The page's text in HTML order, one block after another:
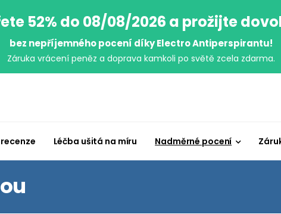
52% do 08/08/2026 a prožijte
bez nepříjemného pocení díky Electro Antiperspirantu!
Záruka vrácení peněz a doprava kamkoli po světě zcela zdarma.
Léčba ušitá na míru Nadměrné pocení